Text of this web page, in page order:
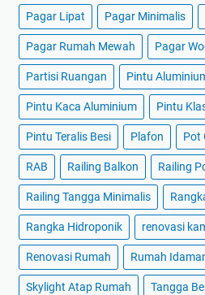
Pagar Lipat Pagar Minimalis
Pagar Rumah Mewah Pagar
Partisi Ruangan Pintu
Pintu Kaca Aluminium Pintu
Pintu Teralis Besi Plafon Pot
RAB Railing Balkon Railing
Railing Tangga Minimalis
Rangka Hidroponik renovasi
Renovasi Rumah Rumah
Skylight Atap Rumah Tangga